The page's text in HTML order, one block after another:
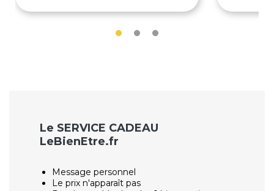
Le SERVICE CADEAU
LeBienEtre.fr
Message personnel
Le prix n'apparaît pas